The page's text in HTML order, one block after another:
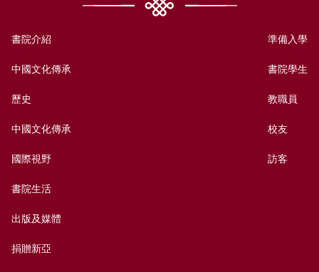
書院介紹
中國文化傳承
歷史
中國文化傳承
國際視野
書院生活
出版及媒體
捐贈新亞
準備入學
書院學生
教職員
校友
訪客